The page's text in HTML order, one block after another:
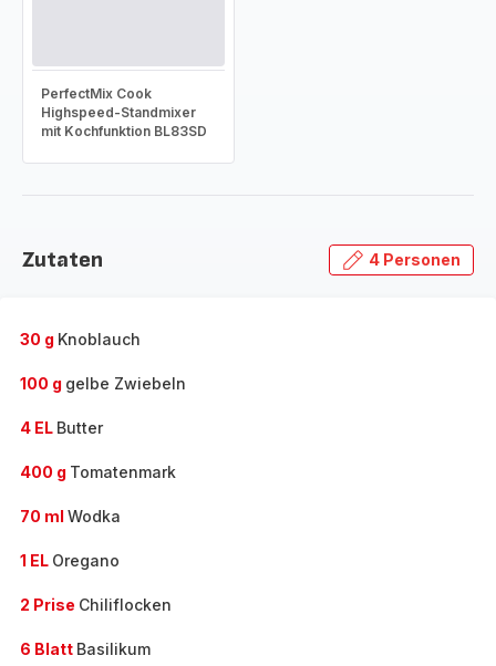
PerfectMix Cook
Highspeed-Standmixer
mit Kochfunktion BL83SD
Zutaten 4 Personen
30 g Knoblauch
100 g gelbe Zwiebeln
4 EL Butter
400 g Tomatenmark
70 ml Wodka
1 EL Oregano
2 Prise Chiliflocken
6 Blatt Basilikum